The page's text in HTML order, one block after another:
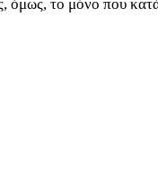
το μόνο που